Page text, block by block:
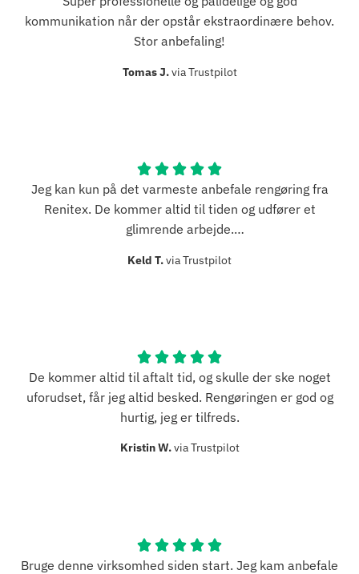
kommunikation når der opstår ekstraordinære behov.
Stor anbefaling!
Tomas J.via Trustpilot
Jeg kan kun på det varmeste anbefale rengøring fra
Renitex. De kommer altid til tiden og udfører et
glimrende arbejde.
kontoret mht evt ændringer fra min eller deres side.
Keld T.via Trustpilot
De kommer altid til aftalt tid, og skulle der ske noget
uforudset, får jeg altid besked. Rengøringen er god og
hurtig, jeg er tilfreds.
Kristin W.via Trustpilot
Bruge denne virksomhed siden start. Jeg kam anbefale